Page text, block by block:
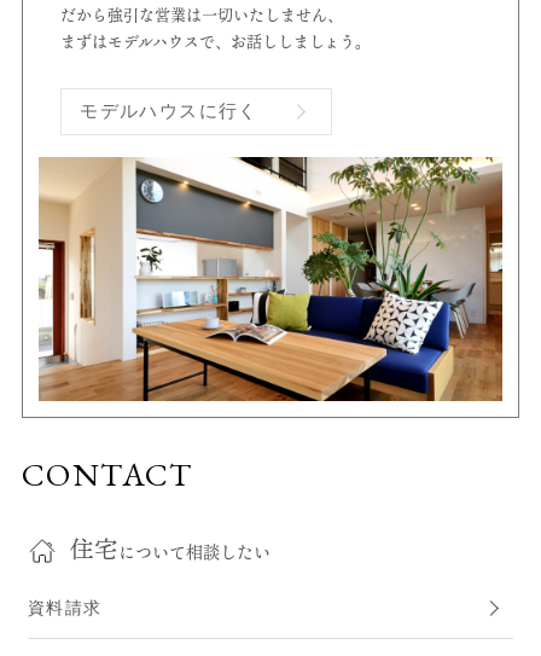
だから強引な営業は一切いたしません、
まずはモデルハウスで、お話ししましょう。
モデルハウスに行く
CONTACT
住宅について相談したい
資料請求